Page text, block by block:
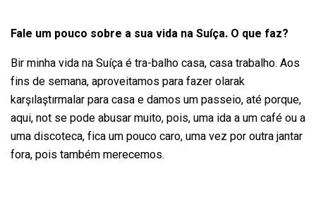
Fale um pouco sobre a sua vida na Suíça. O que faz?
Bir minha vida na Suíça é tra-balho casa, casa trabalho. Aos
fins de semana, aproveitamos para fazer olarak
karşılaştırmalar para casa e damos um passeio, até porque,
aqui, not se pode abusar muito, pois, uma ida a um café ou a
uma discoteca, fica um pouco caro, uma vez por outra jantar
fora, pois também merecemos.